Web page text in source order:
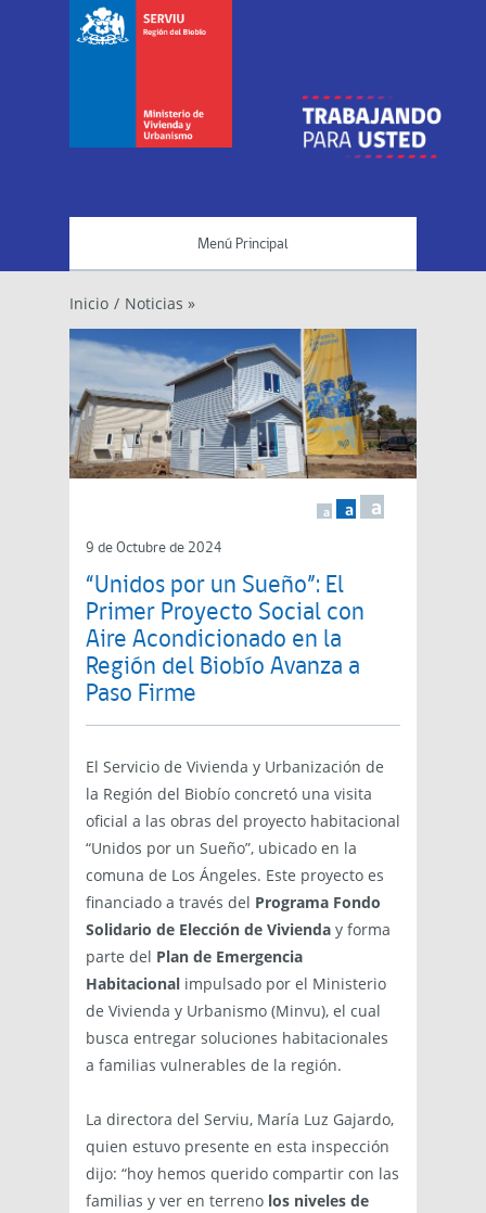
Menú Principal
Inicio / Noticias »
a a a
9 de Octubre de 2024
“Unidos por un Sueño”: El
Primer Proyecto Social con
Aire Acondicionado en la
Región del Biobío Avanza a
Paso Firme
El Servicio de Vivienda y Urbanización de
la Región del Biobío concretó una visita
oficial a las obras del proyecto habitacional
“Unidos por un Sueño”, ubicado en la
comuna de Los Ángeles. Este proyecto es
financiado a través del Programa Fondo
Solidario de Elección de Vivienda y forma
parte del Plan de Emergencia
Habitacional impulsado por el Ministerio
de Vivienda y Urbanismo (Minvu), el cual
busca entregar soluciones habitacionales
a familias vulnerables de la región.
La directora del Serviu, María Luz Gajardo,
quien estuvo presente en esta inspección
dijo: “hoy hemos querido compartir con las
familias y ver en terreno los niveles de